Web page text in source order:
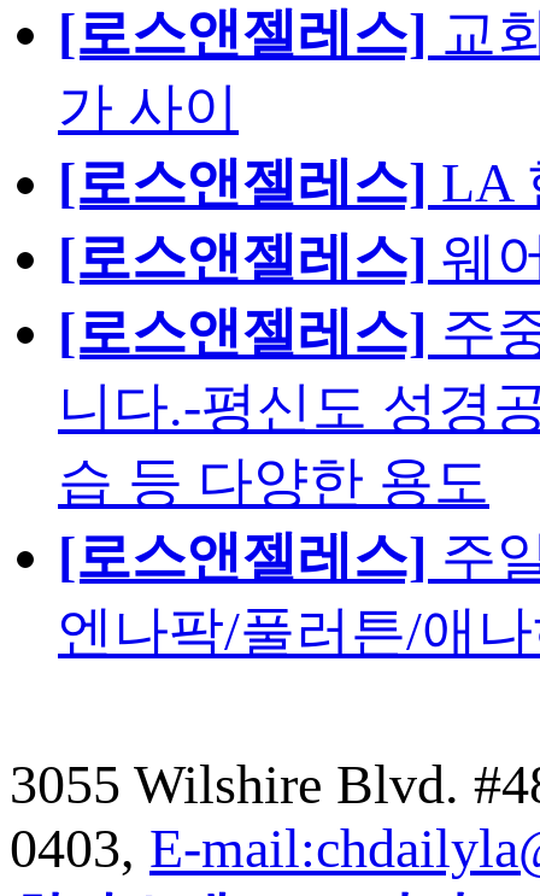
[로스앤젤레스] 교
가 사이
[로스앤젤레스] LA
[로스앤젤레스] 웨
[로스앤젤레스] 주
니다.-평신도 성경
습 등 다양한 용도
[로스앤젤레스] 주
엔나팍/풀러튼/애
3055 Wilshire Blvd.
0403, E-